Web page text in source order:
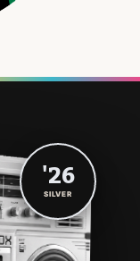
'26
SILVER